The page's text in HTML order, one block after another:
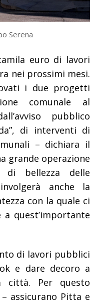
Serena
euro di lavori
nei prossimi mesi.
i due progetti
comunale al
pubblico
di interventi di
– dichiara il
grande operazione
di bellezza delle
anche la
con la quale ci
quest’importante
di lavori pubblici
e dare decoro a
città. Per questo
assicurano Pitta e